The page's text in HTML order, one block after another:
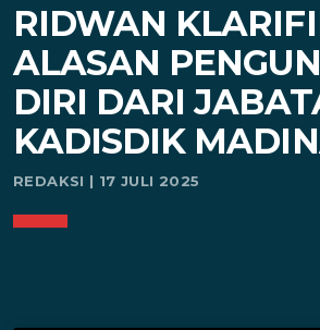
RIDWAN
ALASAN
DIRI DARI
KADISDIK
REDAKSI | 17 JULI 2025